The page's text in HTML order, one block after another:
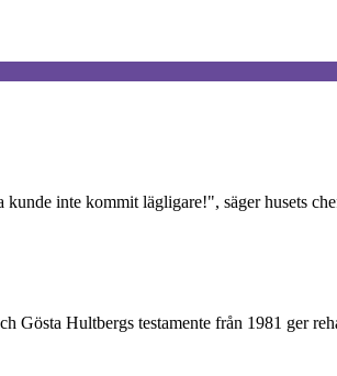
inte kommit lägligare!", säger husets
Gösta Hultbergs testamente från 1981 ger